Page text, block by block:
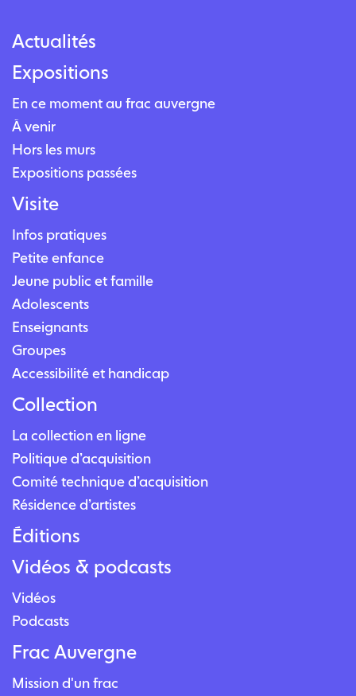
Actualités
Expositions
En ce moment au frac auvergne
À venir
Hors les murs
Expositions passées
Visite
Infos pratiques
Petite enfance
Jeune public et famille
Adolescents
Enseignants
Groupes
Accessibilité et handicap
Collection
La collection en ligne
Politique d’acquisition
Comité technique d’acquisition
Résidence d’artistes
Éditions
Vidéos & podcasts
Vidéos
Podcasts
Frac Auvergne
Mission d'un frac